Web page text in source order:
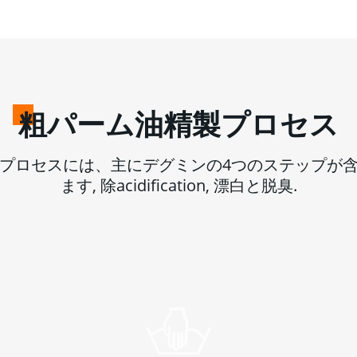
粗パーム油精製プロセス
ロセスには、主にデグミンの4つのステップが
ます, 除acidification, 漂白と脱臭.